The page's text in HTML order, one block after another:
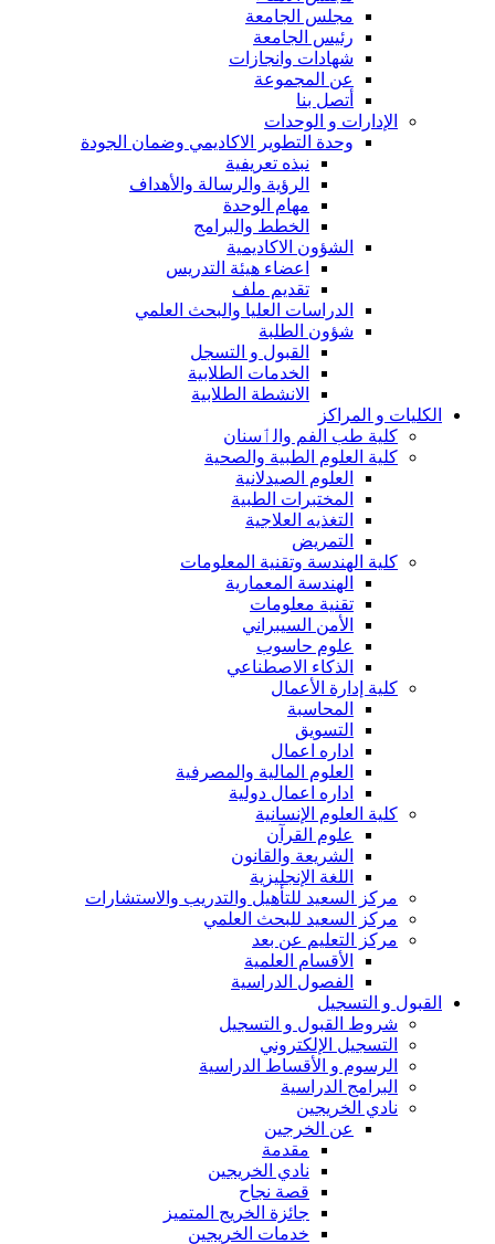
مجلس الجامعة
رئيس الجامعة
شهادات وانجازات
عن المجموعة
أتصل بنا
الإدارات و الوحدات
وحدة التطوير الاكاديمي وضمان الجودة
نبذه تعريفية
الرؤية والرسالة والأهداف
مهام الوحدة
الخطط والبرامج
الشؤون الاكاديمية
اعضاء هيئة التدريس
تقديم ملف
الدراسات العليا والبحث العلمي
شؤون الطلبة
القبول و التسجل
الخدمات الطلابية
الانشطة الطلابية
الكليات و المراكز
كلية طب الفم والٲسنان
كلية العلوم الطبية والصحية
العلوم الصيدلانية
المختبرات الطبية
التغذيه العلاجية
التمريض
كلية الهندسة وتقنية المعلومات
الهندسة المعمارية
تقنية معلومات
الأمن السيبراني
علوم حاسوب
الذكاء الاصطناعي
كلية إدارة الأعمال
المحاسبة
التسويق
اداره اعمال
العلوم المالية والمصرفية
اداره اعمال دولية
كلية العلوم الإنسانية
علوم القرآن
الشريعة والقانون
اللغة الإنجليزية
مركز السعيد للتأهيل والتدريب والاستشارات
مركز السعيد للبحث العلمي
مركز التعليم عن بعد
الأقسام العلمية
الفصول الدراسية
القبول و التسجيل
شروط القبول و التسجيل
التسجيل الإلكتروني
الرسوم و الأقساط الدراسية
البرامج الدراسية
نادي الخريجين
عن الخرجين
مقدمة
نادي الخريجين
قصة نجاح
جائزة الخريج المتميز
خدمات الخريجين